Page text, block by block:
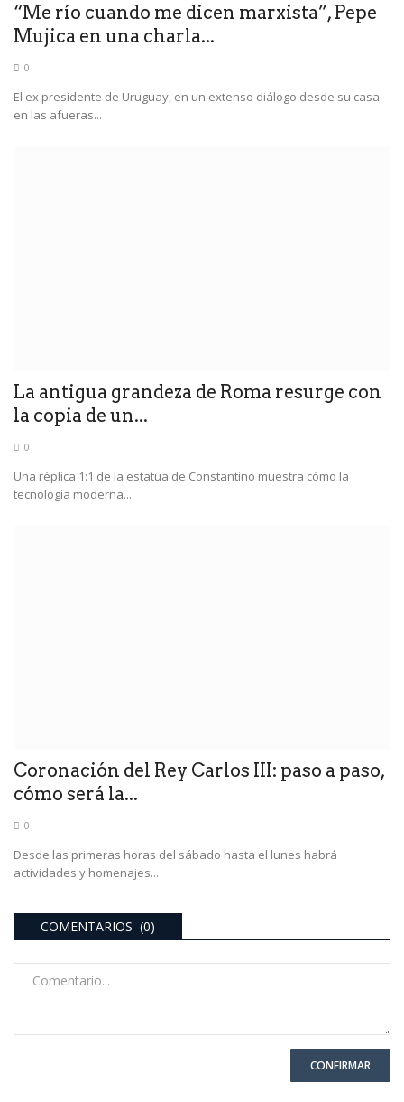
“Me río cuando me dicen marxista”, Pepe
Mujica en una charla...
0
El ex presidente de Uruguay, en un extenso diálogo desde su casa
en las afueras...
La antigua grandeza de Roma resurge con
la copia de un...
0
Una réplica 1:1 de la estatua de Constantino muestra cómo la
tecnología moderna...
Coronación del Rey Carlos III: paso a paso,
cómo será la...
0
Desde las primeras horas del sábado hasta el lunes habrá
actividades y homenajes...
COMENTARIOS (0)
CONFIRMAR